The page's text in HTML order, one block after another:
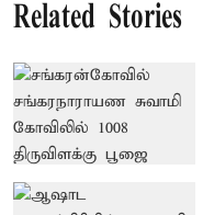
Related Stories